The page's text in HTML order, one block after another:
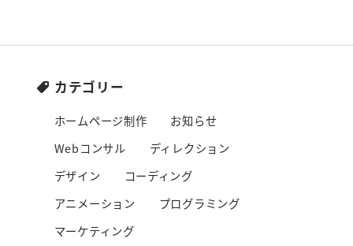
カテゴリー
ホームページ制作
お知らせ
Webコンサル
ディレクション
デザイン
コーディング
アニメーション
プログラミング
マーケティング